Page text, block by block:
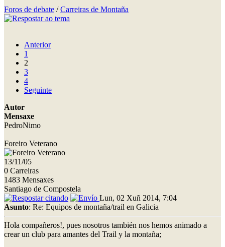
Foros de debate /Carreiras de Montaña
Anterior
1
2
3
4
Seguinte
Autor
Mensaxe
PedroNimo
Foreiro Veterano
13/11/05
0 Carreiras
1483 Mensaxes
Santiago de Compostela
Lun, 02 Xuñ 2014, 7:04
Asunto: Re: Equipos de montaña/trail en Galicia
Hola compañeros!, pues nosotros también nos hemos animado a
crear un club para amantes del Trail y la montaña;